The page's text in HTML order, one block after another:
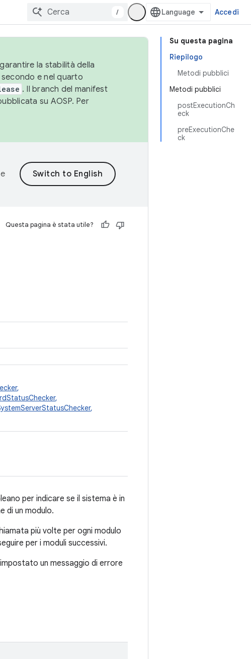
/ Accedi
Su questa pagina
Riepilogo
Metodi pubblici
Metodi pubblici
postExecutionCh
eck
preExecutionChe
ck
la stabilità della
e nel quarto
. Il branch del manifest
su AOSP. Per
Questa pagina è stata utile?
,
,
,
per indicare se il sistema è in
di un modulo.
più volte per ogni modulo
per i moduli successivi.
un messaggio di errore